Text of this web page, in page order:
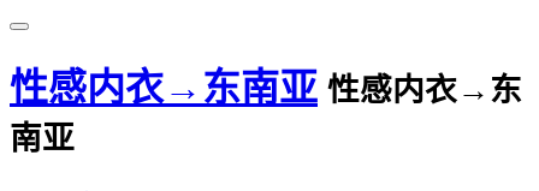
性感内衣→东南亚 性感内衣→东
南亚